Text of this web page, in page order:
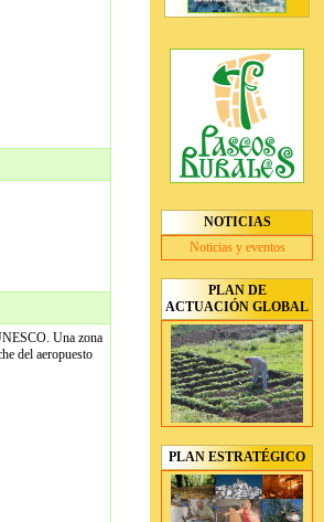
Una zona
del aeropuesto
NOTICIAS
Noticias y eventos
PLAN DE
ACTUACIÓN GLOBAL
PLAN ESTRATÉGICO